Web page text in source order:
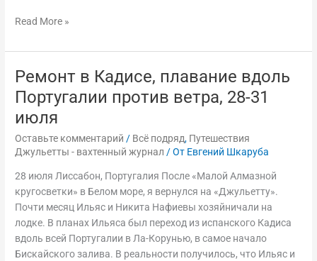
Рошель.
—
8
Read More »
Ремонт в Кадисе, плавание вдоль
Португалии против ветра, 28-31
июля
Оставьте комментарий / Всё подряд, Путешествия
Джульетты - вахтенный журнал / От Евгений Шкаруба
28 июля Лиссабон, Португалия После «Малой Алмазной
кругосветки» в Белом море, я вернулся на «Джульетту».
Почти месяц Ильяс и Никита Нафиевы хозяйничали на
лодке. В планах Ильяса был переход из испанского Кадиса
вдоль всей Португалии в Ла-Корунью, в самое начало
Бискайского залива. В реальности получилось, что Ильяс и
Ремонт
в
Кадисе,
плавание
вдоль
Португалии
ветра,
28-
31
июля